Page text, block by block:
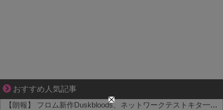
おすすめ人気記事
爽やか青年に忍び寄るストーカー疑惑
【朗報】 フロム新作Duskbloods、ネットワークテストキタ━━━━(゜∀゜)━━━━!!